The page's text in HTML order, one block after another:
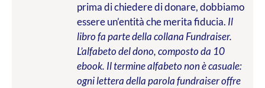
prima di chiedere di donare, dobbiamo
essere un’entità che merita fiducia. Il
libro fa parte della collana Fundraiser.
L’alfabeto del dono, composto da 10
ebook. Il termine alfabeto non è casuale:
ogni lettera della parola fundraiser offre